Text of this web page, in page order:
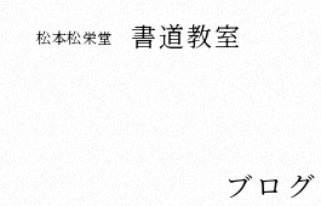
松本松栄堂 書道教室
ブログ